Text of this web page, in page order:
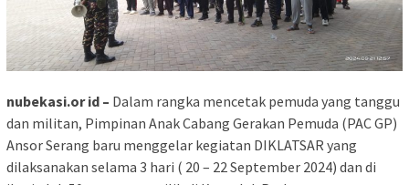
nubekasi.or id – Dalam rangka mencetak pemuda yang tanggu
dan militan, Pimpinan Anak Cabang Gerakan Pemuda (PAC GP)
Ansor Serang baru menggelar kegiatan DIKLATSAR yang
dilaksanakan selama 3 hari ( 20 – 22 September 2024) dan di